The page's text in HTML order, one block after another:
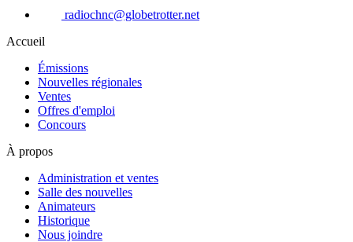
radiochnc@globetrotter.net
Accueil
Émissions
Nouvelles régionales
Ventes
Offres d'emploi
Concours
À propos
Administration et ventes
Salle des nouvelles
Animateurs
Historique
Nous joindre